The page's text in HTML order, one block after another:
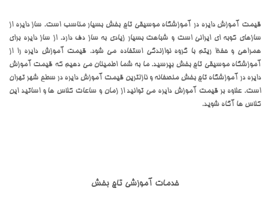
قیمت آموزش دایره در آموزشگاه موسیقی تاج بخش بسیار مناسب است. ساز دایره از
سازهای کوبه ای ایرانی است و شباهت بسیار زیادی به ساز دف دارد. از ساز دایره برای
همراهی و حفظ ریتم با گروه نوازندگی استفاده می شود. قیمت آموزش دایره را از
آموزشگاه موسیقی تاج بخش بپرسید. ما به شما اطمینان می دهیم که قیمت آموزش
دایره در آموزشگاه تاج بخش منصفانه و نازلترین قیمت آموزش دایره در سطح شهر تهران
است. علاوه بر قیمت آموزش دایره می توانید از زمان و ساعات کلاس ها و اساتید این
کلاس ها آگاه شوید.
خدمات آموزشی تاج بخش